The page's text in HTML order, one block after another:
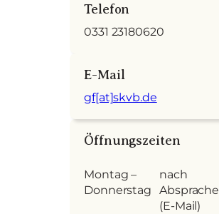
Telefon
0331 23180620
E-Mail
gf[at]skvb.de
Öffnungszeiten
Montag –
Donnerstag
nach
Absprache
(E-Mail)